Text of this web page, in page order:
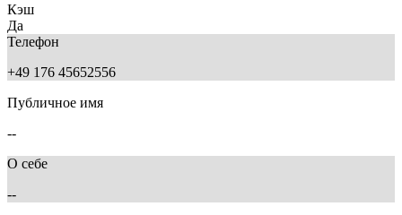
Кэш
Да
Телефон
+49 176 45652556
Публичное имя
--
О себе
--